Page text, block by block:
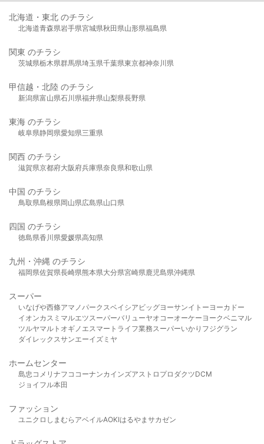
北海道・東北 のチラシ
北海道青森県岩手県宮城県秋田県山形県福島県
関東 のチラシ
茨城県栃木県群馬県埼玉県千葉県東京都神奈川県
甲信越・北陸 のチラシ
新潟県富山県石川県福井県山梨県長野県
東海 のチラシ
岐阜県静岡県愛知県三重県
関西 のチラシ
滋賀県京都府大阪府兵庫県奈良県和歌山県
中国 のチラシ
鳥取県島根県岡山県広島県山口県
四国 のチラシ
徳島県香川県愛媛県高知県
九州・沖縄 のチラシ
福岡県佐賀県長崎県熊本県大分県宮崎県鹿児島県沖縄県
スーパー
いなげや西條アマノパークスベイシア ビッグヨーサンイトーヨーカドー
イオンカスミ マルエツスーパーバリューヤオコーオーケー ヨークベニマル
ツルヤマルト オギノ エスマート ライフ業務スーパーいかり フジグラン
ダイレックスサンエーイズミヤ
ホームセンター
島忠 コメリ ナフコ コーナンカインズアストロプロダクツDCM
ジョイフル本田
ファッション
ユニクロ しまむら アベイルAOKIはるやま サカゼン